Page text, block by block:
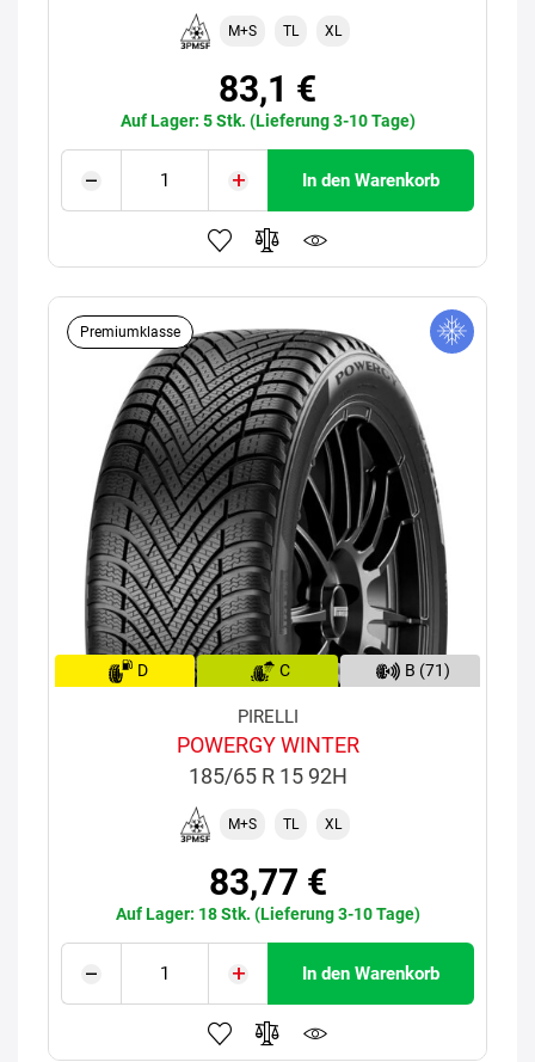
M+S TL XL
83,1 €
Auf Lager: 5 Stk. (Lieferung 3-10 Tage)
In den Warenkorb
Premiumklasse
D C B (71)
PIRELLI
POWERGY WINTER
185/65 R 15 92H
M+S TL XL
83,77 €
Auf Lager: 18 Stk. (Lieferung 3-10 Tage)
In den Warenkorb